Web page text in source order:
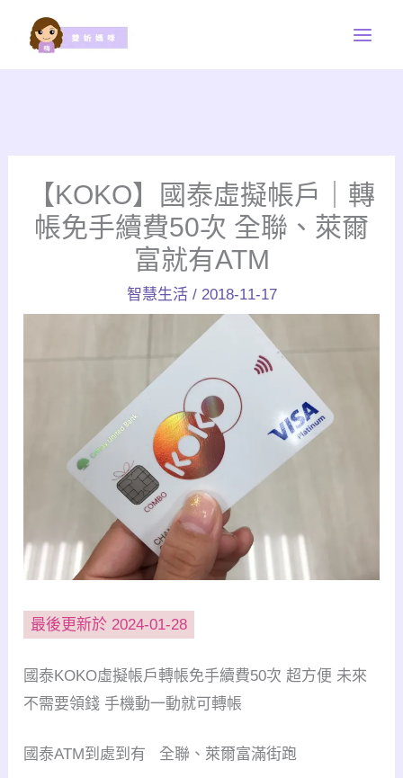
【KOKO】國泰虛擬帳戶｜轉
帳免手續費50次 全聯、萊爾
富就有ATM
智慧生活/ 2018-11-17
最後更新於 2024-01-28
國泰KOKO虛擬帳戶轉帳免手續費50次 超方便 未來
不需要領錢 手機動一動就可轉帳
國泰ATM到處到有 全聯、萊爾富滿街跑